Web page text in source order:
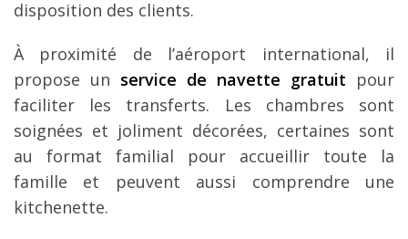
disposition des clients.
À proximité de l’aéroport international, il
propose un service de navette gratuit pour
faciliter les transferts. Les chambres sont
soignées et joliment décorées, certaines sont
au format familial pour accueillir toute la
famille et peuvent aussi comprendre une
kitchenette.